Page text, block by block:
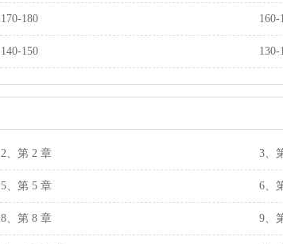
170-180 160-
140-150 130-
2、第 2 章 3、
5、第 5 章 6、
8、第 8 章 9、